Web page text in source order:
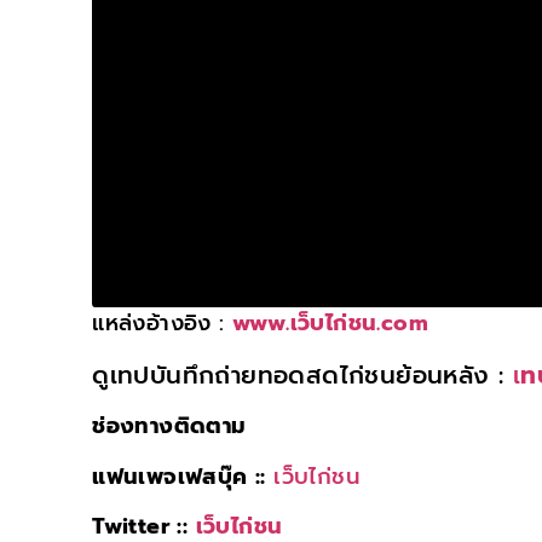
แหล่งอ้างอิง :www.เว็บไก่ชน.com
ดูเทปบันทึกถ่ายทอดสดไก่ชนย้อนหลัง : เ
ช่องทางติดตาม
แฟนเพจเฟสบุ๊ค :: เว็บไก่ชน
Twitter :: เว็บไก่ชน